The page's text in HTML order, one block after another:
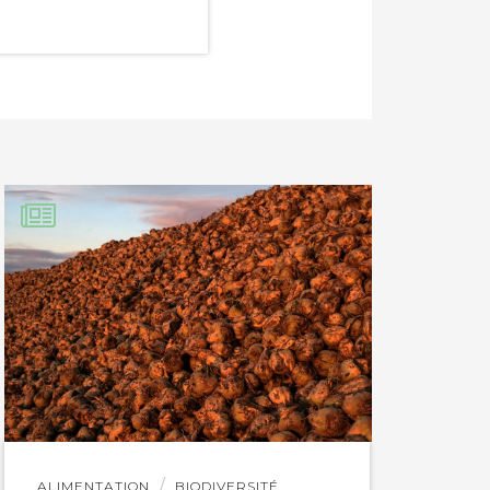
ALIMENTATION
BIODIVERSITÉ
Lire